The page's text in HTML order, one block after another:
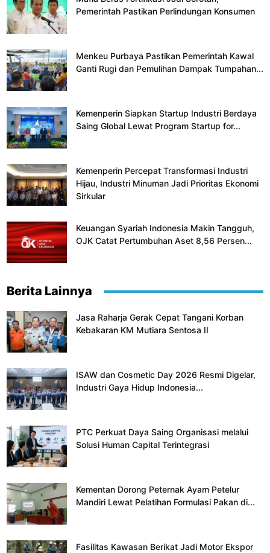
Pemerintah Pastikan Perlindungan Konsumen
Menkeu Purbaya Pastikan Pemerintah Kawal
Ganti Rugi dan Pemulihan Dampak Tumpahan...
Kemenperin Siapkan Startup Industri Berdaya
Saing Global Lewat Program Startup for...
Kemenperin Percepat Transformasi Industri
Hijau, Industri Minuman Jadi Prioritas Ekonomi
Sirkular
Keuangan Syariah Indonesia Makin Tangguh,
OJK Catat Pertumbuhan Aset 8,56 Persen...
Berita Lainnya
Jasa Raharja Gerak Cepat Tangani Korban
Kebakaran KM Mutiara Sentosa II
ISAW dan Cosmetic Day 2026 Resmi Digelar,
Industri Gaya Hidup Indonesia...
PTC Perkuat Daya Saing Organisasi melalui
Solusi Human Capital Terintegrasi
Kementan Dorong Peternak Ayam Petelur
Mandiri Lewat Pelatihan Formulasi Pakan di...
Fasilitas Kawasan Berikat Jadi Motor Ekspor